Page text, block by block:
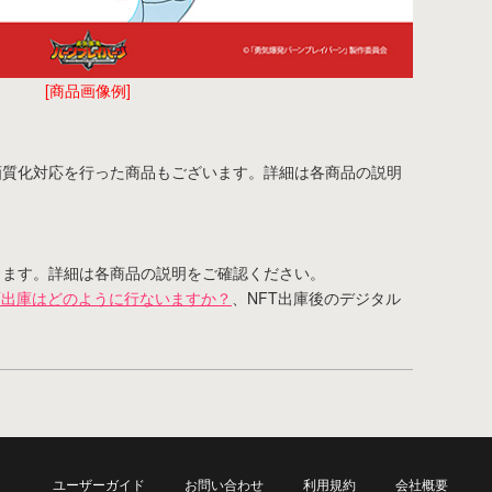
[商品画像例]
化対応を行った商品もございます。詳細は各商品の説明
。詳細は各商品の説明をご確認ください。
庫はどのように行ないますか？ 、NFT出庫後のデジタル
ユーザーガイド お問い合わせ 利用規約 会社概要